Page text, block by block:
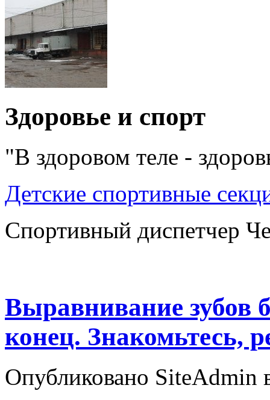
Здоровье и спорт
"В здоровом теле -
Детские спортивные
Спортивный диспетчер
Выравнивание зубов
конец. Знакомьтесь,
Опубликовано